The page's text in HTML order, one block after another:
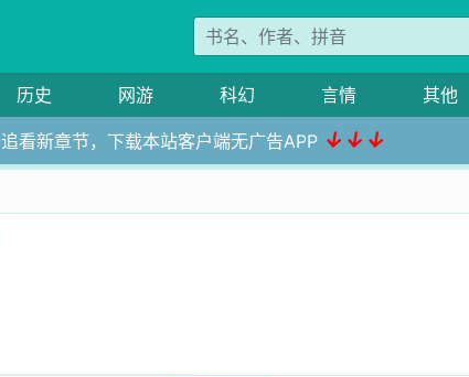
历史 网游 科幻 言情 其他
追看新章节，下载本站客户端无广告APP ↓↓↓